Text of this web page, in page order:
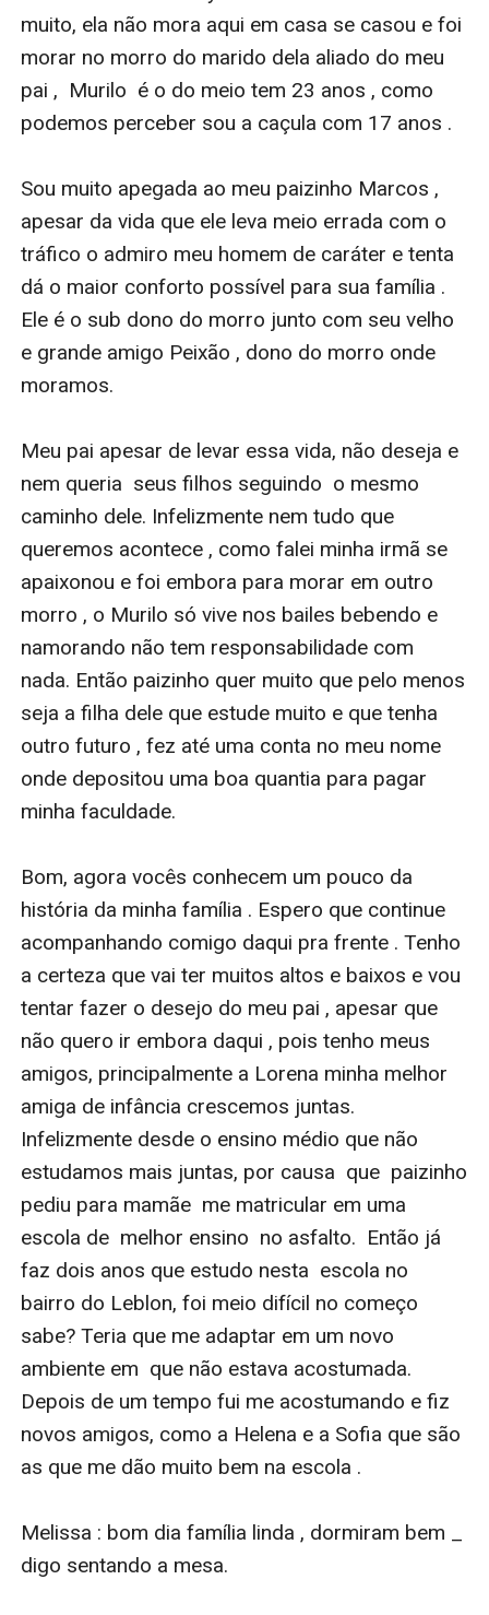
muito, ela não mora aqui em casa se casou e foi
morar no morro do marido dela aliado do meu
pai ,  Murilo  é o do meio tem 23 anos , como
podemos perceber sou a caçula com 17 anos .
Sou muito apegada ao meu paizinho Marcos ,
apesar da vida que ele leva meio errada com o
tráfico o admiro meu homem de caráter e tenta
dá o maior conforto possível para sua família .
Ele é o sub dono do morro junto com seu velho
e grande amigo Peixão , dono do morro onde
moramos.
Meu pai apesar de levar essa vida, não deseja e
nem queria  seus filhos seguindo  o mesmo
caminho dele. Infelizmente nem tudo que
queremos acontece , como falei minha irmã se
apaixonou e foi embora para morar em outro
morro , o Murilo só vive nos bailes bebendo e
namorando não tem responsabilidade com
nada. Então paizinho quer muito que pelo menos
seja a filha dele que estude muito e que tenha
outro futuro , fez até uma conta no meu nome
onde depositou uma boa quantia para pagar
minha faculdade.
Bom, agora vocês conhecem um pouco da
história da minha família . Espero que continue
acompanhando comigo daqui pra frente . Tenho
a certeza que vai ter muitos altos e baixos e vou
tentar fazer o desejo do meu pai , apesar que
não quero ir embora daqui , pois tenho meus
amigos, principalmente a Lorena minha melhor
amiga de infância crescemos juntas.
Infelizmente desde o ensino médio que não
estudamos mais juntas, por causa  que  paizinho
pediu para mamãe  me matricular em uma
escola de  melhor ensino  no asfalto.  Então já
faz dois anos que estudo nesta  escola no
bairro do Leblon, foi meio difícil no começo
sabe? Teria que me adaptar em um novo
ambiente em  que não estava acostumada.
Depois de um tempo fui me acostumando e fiz
novos amigos, como a Helena e a Sofia que são
as que me dão muito bem na escola .
Melissa : bom dia família linda , dormiram bem _
digo sentando a mesa.